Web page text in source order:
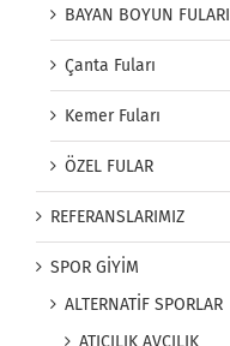
BAYAN BOYUN FULARI
Çanta Fuları
Kemer Fuları
ÖZEL FULAR
REFERANSLARIMIZ
SPOR GİYİM
ALTERNATİF SPORLAR